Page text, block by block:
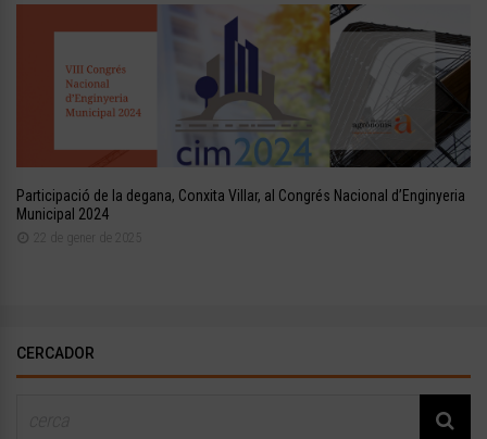
Participació de la degana, Conxita Villar, al Congrés Nacional d’Enginyeria
Municipal 2024
22 de gener de 2025
CERCADOR